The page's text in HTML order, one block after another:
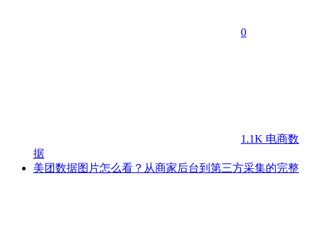
0
1.1K 电商数
据
美团数据图片怎么看？从商家后台到第三方采集的完整